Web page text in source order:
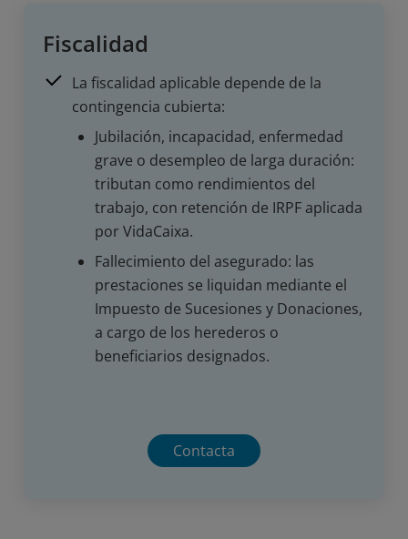
Fiscalidad
La fiscalidad aplicable depende de la
contingencia cubierta:
Jubilación, incapacidad, enfermedad
grave o desempleo de larga duración:
tributan como rendimientos del
trabajo, con retención de IRPF aplicada
por VidaCaixa.
Fallecimiento del asegurado: las
prestaciones se liquidan mediante el
Impuesto de Sucesiones y Donaciones,
a cargo de los herederos o
beneficiarios designados.
Contacta